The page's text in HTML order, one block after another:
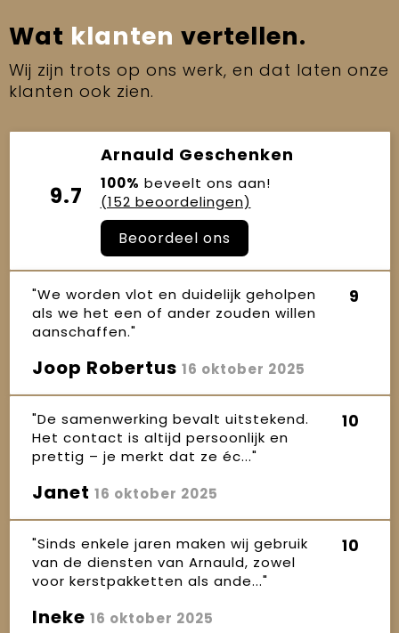
Wat klanten vertellen.
Wij zijn trots op ons werk, en dat laten onze
klanten ook zien.
9.7
Arnauld Geschenken
100% beveelt ons aan!
(152 beoordelingen)
Beoordeel ons
"We worden vlot en duidelijk geholpen
als we het een of ander zouden willen
aanschaffen."
9
Joop Robertus 16 oktober 2025
"De samenwerking bevalt uitstekend.
Het contact is altijd persoonlijk en
prettig – je merkt dat ze éc..."
10
Janet 16 oktober 2025
"Sinds enkele jaren maken wij gebruik
van de diensten van Arnauld, zowel
voor kerstpakketten als ande..."
10
Ineke 16 oktober 2025